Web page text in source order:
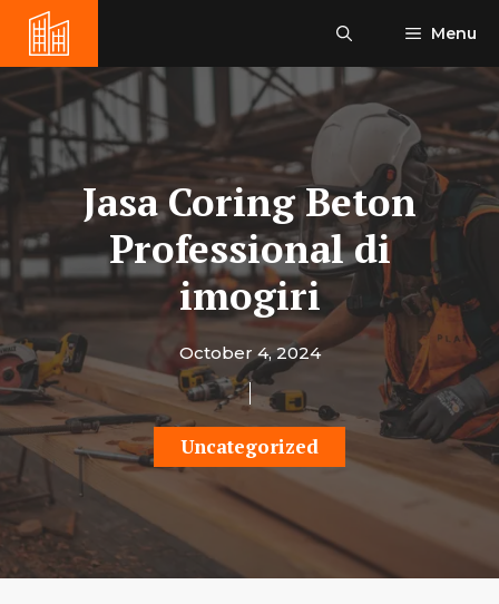
content
Menu
Jasa Coring Beton
Professional di
imogiri
October 4, 2024
Uncategorized